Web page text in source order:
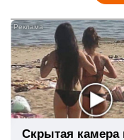
Скрытая камера